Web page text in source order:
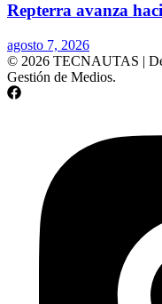
Repterra avanza
agosto 7, 2026
© 2026 TECNAUTAS |
Gestión de Medios.